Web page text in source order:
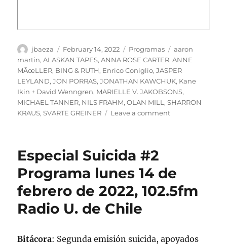
Author
jbaeza
Posted
on
February 14, 2022 Categories
Programas Tags
aaron
martin,ALASKAN TAPES,ANNA ROSE CARTER,ANNE
MÃœLLER, BING & RUTH, Enrico Coniglio,JASPER
LEYLAND,JON PORRAS,JONATHAN KAWCHUK, Kane
Ikin + David Wenngren, MARIELLE V. JAKOBSONS,
MICHAEL TANNER, NILS FRAHM,OLAN MILL ,SHARRON
KRAUS,SVARTE GREINER Leave a commenton
14
de
febrero
Especial Suicida #2
Programa lunes 14 de
febrero de 2022, 102.5fm
Radio U. de Chile
Bitácora: Segunda emisión suicida, apoyados